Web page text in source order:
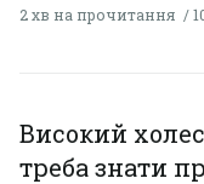
2 хв на прочитання
Високий
треба знати